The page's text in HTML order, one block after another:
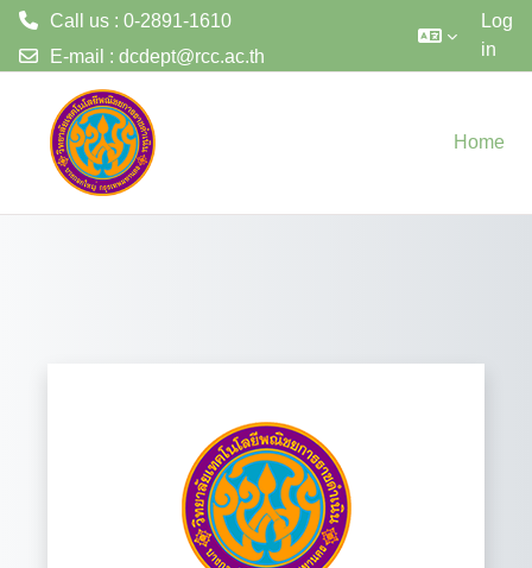
Call us : 0-2891-1610
E-mail : dcdept@rcc.ac.th
Log
in
Home
Log in to